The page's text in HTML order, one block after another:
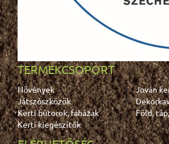
TERMÉKCSOPORT
Növények
Jován
Játszószközök
Kerti bútorok, faházak
Föld,
Kerti kiegészítők